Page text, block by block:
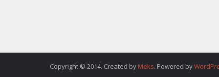
Copyright © 2014. Created by Meks. Powered by